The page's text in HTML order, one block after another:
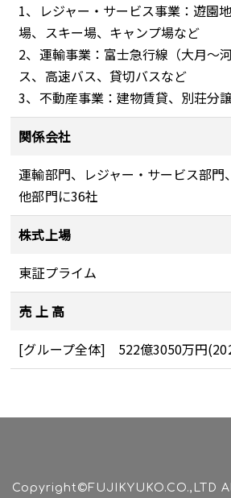
1、レジャー・サービス事業：遊園
場、スキー場、キャンプ場など
2、運輸事業：富士急行線（大月～
ス、高速バス、貸切バスなど
3、不動産事業：建物賃貸、別荘分
関係会社
運輸部門、レジャー・サービス部門
他部門に36社
株式上場
東証プライム
売 上 高
[グループ全体] 522億3050万円
Copyright©FUJIKYUKO.CO.,LTD